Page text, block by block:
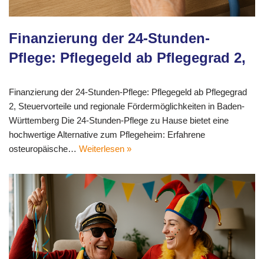
Finanzierung der 24-Stunden-
Pflege: Pflegegeld ab Pflegegrad 2,
Finanzierung der 24-Stunden-Pflege: Pflegegeld ab Pflegegrad
2, Steuervorteile und regionale Fördermöglichkeiten in Baden-
Württemberg Die 24-Stunden-Pflege zu Hause bietet eine
hochwertige Alternative zum Pflegeheim: Erfahrene
osteuropäische… Weiterlesen »